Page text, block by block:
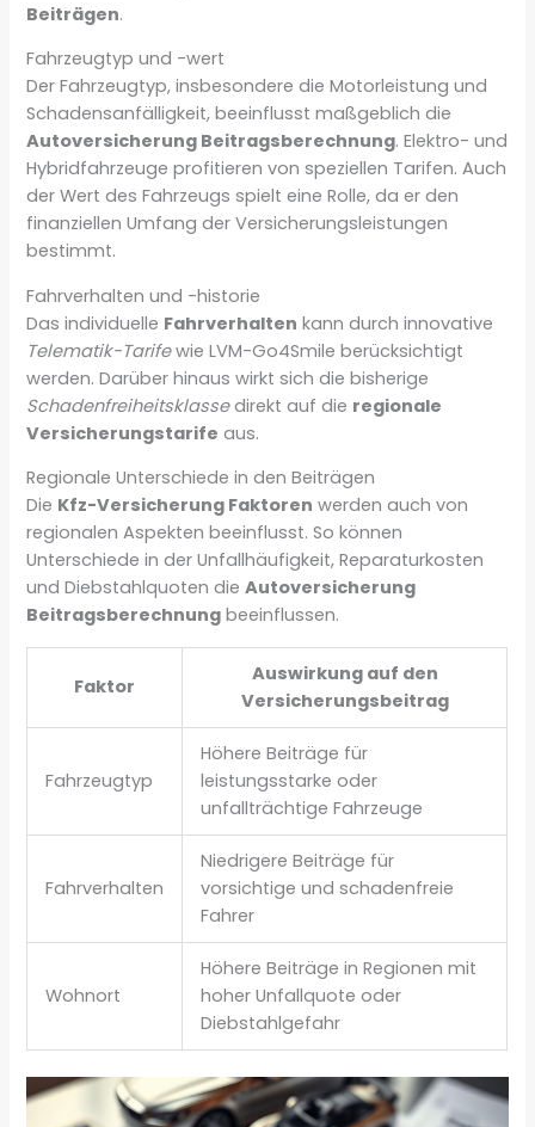
Beiträgen.
Fahrzeugtyp und -wert
Der Fahrzeugtyp, insbesondere die Motorleistung und
Schadensanfälligkeit, beeinflusst maßgeblich die
Autoversicherung Beitragsberechnung. Elektro- und
Hybridfahrzeuge profitieren von speziellen Tarifen. Auch
der Wert des Fahrzeugs spielt eine Rolle, da er den
finanziellen Umfang der Versicherungsleistungen
bestimmt.
Fahrverhalten und -historie
Das individuelle Fahrverhalten kann durch innovative
Telematik-Tarifewie LVM-Go4Smile berücksichtigt
werden. Darüber hinaus wirkt sich die bisherige
Schadenfreiheitsklassedirekt auf die regionale
Versicherungstarife aus.
Regionale Unterschiede in den Beiträgen
Die Kfz-Versicherung Faktoren werden auch von
regionalen Aspekten beeinflusst. So können
Unterschiede in der Unfallhäufigkeit, Reparaturkosten
und Diebstahlquoten dieAutoversicherung
Beitragsberechnung beeinflussen.
Faktor
Auswirkung auf den
Versicherungsbeitrag
Fahrzeugtyp
Höhere Beiträge für
leistungsstarke oder
unfallträchtige Fahrzeuge
Fahrverhalten
Niedrigere Beiträge für
vorsichtige und schadenfreie
Fahrer
Wohnort
Höhere Beiträge in Regionen mit
hoher Unfallquote oder
Diebstahlgefahr